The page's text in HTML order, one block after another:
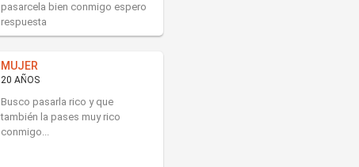
pasarcela bien conmigo espero
respuesta
MUJER
20 AÑOS
Busco pasarla rico y que
también la pases muy rico
conmigo...